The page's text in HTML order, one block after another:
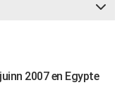
2007 en Egypte